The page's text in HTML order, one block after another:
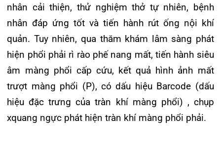
Bệnh nhân được tháo dẫn lưu
09h05 ngày 13/3 , sau khi theo dõi thấy dẫn lưu
khoang màng phổi (P) không ra khí, chụp CT
ngực: không còn tràn khí màng phổi, bệnh nhân
được rút dẫn lưu khoang màng phổi. Tình trạng
bệnh nhân cải thiện tốt, thở khí phòng và ra viện
ngày 14/3 (sau 12 ngày điều trị).